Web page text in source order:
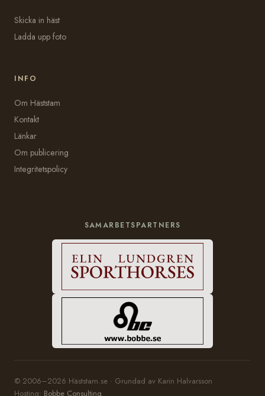
Skicka in häst
Ladda upp foto
INFO
Om Häststam
Kontakt
Länkar
Om publicering
Integritetspolicy
SAMARBETSPARTNERS
© 2006–2026 Häststam.se · Grundad av Karin Halvarsson
Hosting: Bobbe Consulting